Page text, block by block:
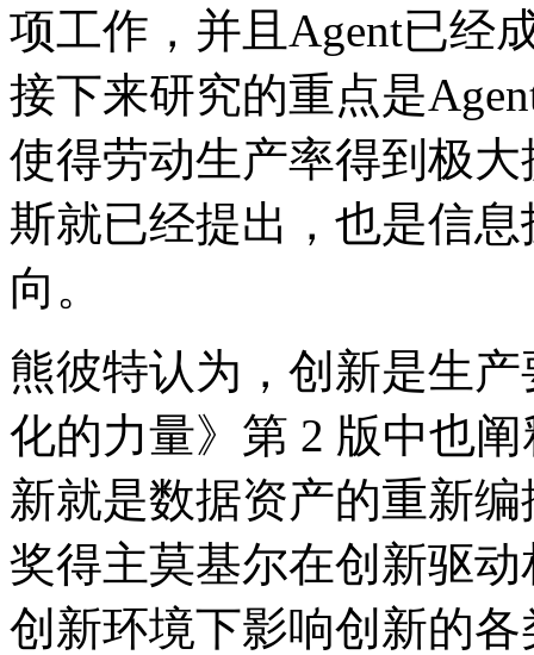
项工作，并且Agent已
接下来研究的重点是Agent
使得劳动生产率得到极大
斯就已经提出，也是
向。
熊彼特认为，创新是
化的力量》第 2 版中也阐释
新就是数据资产的重新编
奖得主莫基尔在创新驱动
创新环境下影响创新的各